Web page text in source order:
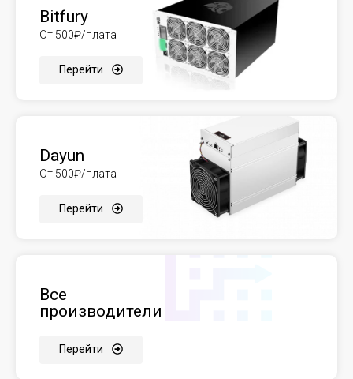
Bitfury
От 500₽/плата
Перейти
Dayun
От 500₽/плата
Перейти
Все
производители
Перейти